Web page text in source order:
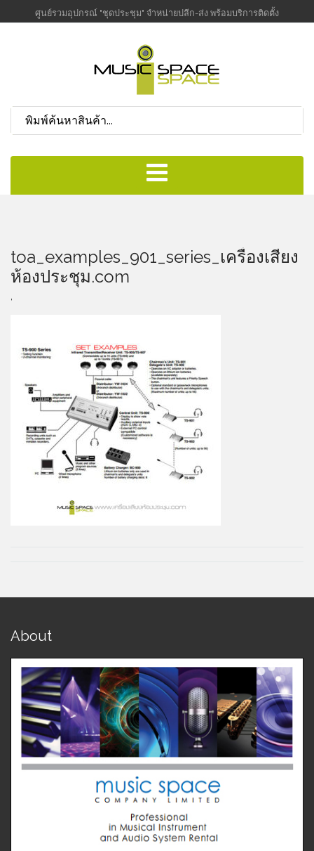
ศูนย์รวมอุปกรณ์ "ชุดประชุม" จำหน่ายปลีก-ส่ง พร้อมบริการติดตั้ง
toa_examples_901_series_เครื่องเสียง
ห้องประชุม.com
About